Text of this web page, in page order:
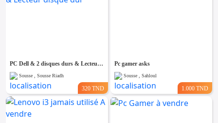
PC Dell & 2 disques durs & Lecteur disque dur
Sousse , Sousse Riadh
320 TND
Pc gamer asks
Sousse , Sahloul
1.000 TND